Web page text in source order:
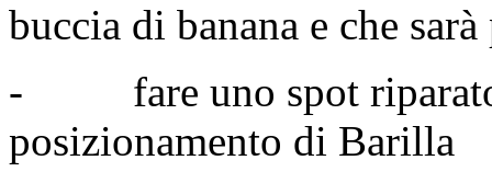
buccia di banana e che
- fare uno spot
posizionamento di Barilla